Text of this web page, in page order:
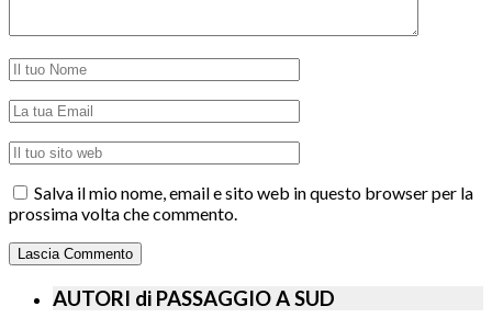
Salva il mio nome, email e sito web in questo browser per la
prossima volta che commento.
AUTORI di PASSAGGIO A SUD